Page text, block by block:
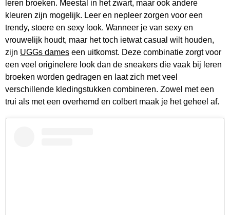
leren broeken. Meestal in het zwart, maar ook andere
kleuren zijn mogelijk. Leer en nepleer zorgen voor een
trendy, stoere en sexy look. Wanneer je van sexy en
vrouwelijk houdt, maar het toch ietwat casual wilt houden,
zijn UGGs dames een uitkomst. Deze combinatie zorgt voor
een veel originelere look dan de sneakers die vaak bij leren
broeken worden gedragen en laat zich met veel
verschillende kledingstukken combineren. Zowel met een
trui als met een overhemd en colbert maak je het geheel af.